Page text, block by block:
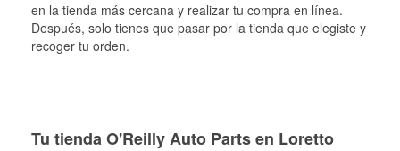
en la tienda más cercana y realizar tu compra en línea.
Después, solo tienes que pasar por la tienda que elegiste y
recoger tu orden.
Tu tienda O'Reilly Auto Parts en Loretto